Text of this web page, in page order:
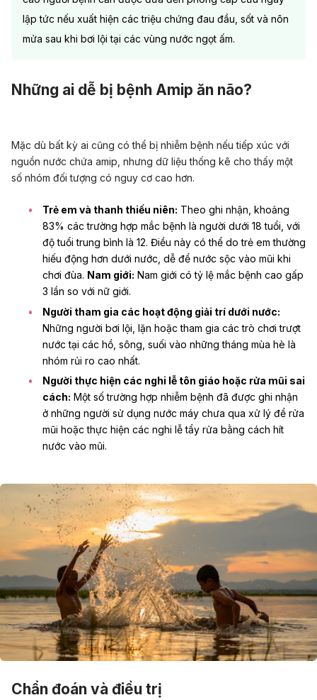
lập tức nếu xuất hiện các triệu chứng đau đầu, sốt và nôn
mửa sau khi bơi lội tại các vùng nước ngọt ấm.
Những ai dễ bị bệnh Amip ăn não?
Mặc dù bất kỳ ai cũng có thể bị nhiễm bệnh nếu tiếp xúc với
nguồn nước chứa amip, nhưng dữ liệu thống kê cho thấy một
số nhóm đối tượng có nguy cơ cao hơn.
Trẻ em và thanh thiếu niên: Theo ghi nhận, khoảng
83% các trường hợp mắc bệnh là người dưới 18 tuổi, với
độ tuổi trung bình là 12. Điều này có thể do trẻ em thường
hiếu động hơn dưới nước, dễ để nước sộc vào mũi khi
chơi đùa. Nam giới: Nam giới có tỷ lệ mắc bệnh cao gấp
3 lần so với nữ giới.
Người tham gia các hoạt động giải trí dưới nước:
Những người bơi lội, lặn hoặc tham gia các trò chơi trượt
nước tại các hồ, sông, suối vào những tháng mùa hè là
nhóm rủi ro cao nhất.
Người thực hiện các nghi lễ tôn giáo hoặc rửa mũi sai
cách: Một số trường hợp nhiễm bệnh đã được ghi nhận
ở những người sử dụng nước máy chưa qua xử lý để rửa
mũi hoặc thực hiện các nghi lễ tẩy rửa bằng cách hít
nước vào mũi.
Chẩn đoán và điều trị